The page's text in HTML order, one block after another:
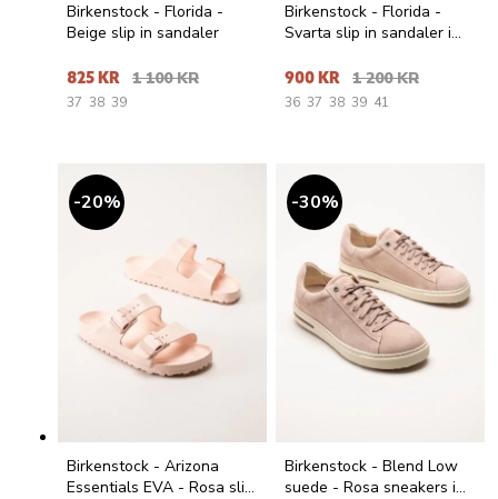
Birkenstock - Florida -
Beige slip in sandaler
825 KR 1 100 KR
37 38 39
Birkenstock - Florida -
Svarta slip in sandaler i
900 KR 1 200 KR
36 37 38 39 41
20%
Birkenstock - Arizona
Essentials EVA - Rosa slip
30%
Birkenstock - Blend Low
suede - Rosa sneakers i